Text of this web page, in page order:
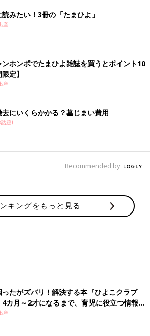
みたい！3冊の「たまひよ」
産
ンホンポでたまひよ雑誌を買うとポイント10
定】
産
去にいくらかかる？墓じまい費用
話題)
Recommended by
キングをもっと見る
たがズバリ！解決する本『ひよこクラブ
月～2才になるまで、育児に役立つ情報が
産